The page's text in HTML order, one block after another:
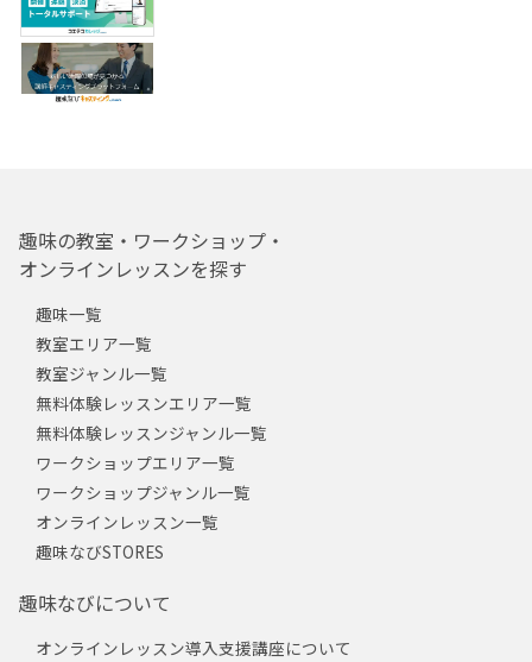
趣味の教室・ワークショップ・
オンラインレッスンを探す
趣味一覧
教室エリア一覧
教室ジャンル一覧
無料体験レッスンエリア一覧
無料体験レッスンジャンル一覧
ワークショップエリア一覧
ワークショップジャンル一覧
オンラインレッスン一覧
趣味なびSTORES
趣味なびについて
オンラインレッスン導入支援講座について